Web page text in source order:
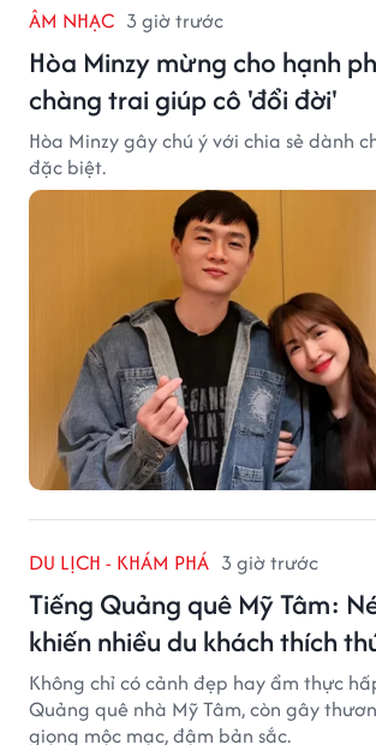
ÂM NHẠC 3 giờ trước
Hòa Minzy mừng cho hạnh
chàng trai giúp cô 'đổi đời'
Hòa Minzy gây chú ý với chia sẻ dành
đặc biệt.
DU LỊCH - KHÁM PHÁ 3 giờ trước
Tiếng Quảng quê Mỹ Tâm:
khiến nhiều du khách thích
Không chỉ có cảnh đẹp hay ẩm thực
Quảng quê nhà Mỹ Tâm, còn gây
giọng mộc mạc, đậm bản sắc.